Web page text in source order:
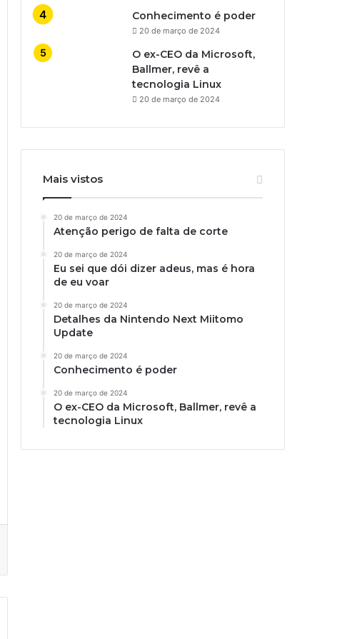
Conhecimento é poder
20 de março de 2024
O ex-CEO da Microsoft,
Ballmer, revê a
tecnologia Linux
20 de março de 2024
Mais vistos
20 de março de 2024
Atenção perigo de falta de corte
20 de março de 2024
Eu sei que dói dizer adeus, mas é hora
de eu voar
20 de março de 2024
Detalhes da Nintendo Next Miitomo
Update
20 de março de 2024
Conhecimento é poder
20 de março de 2024
O ex-CEO da Microsoft, Ballmer, revê a
tecnologia Linux